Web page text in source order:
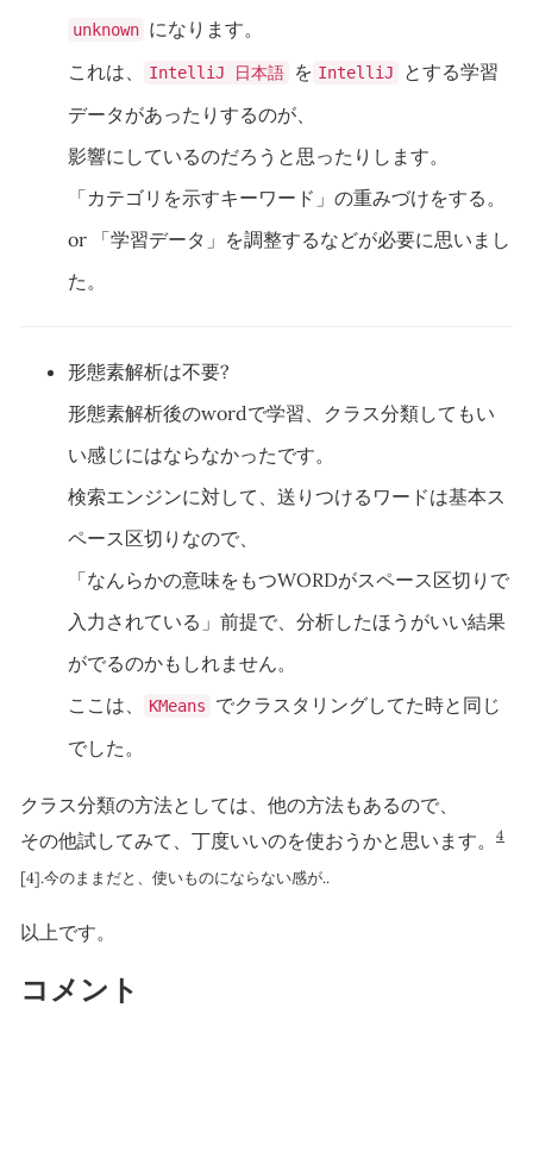
unknown になります。
これは、
IntelliJ 日本語 を IntelliJ
とする学習
データがあったりするのが、
影響にしているのだろうと思ったりします。
「カテゴリを示すキーワード」の重みづけをする。
or 「学習データ」を調整するなどが必要に思いまし
た。
形態素解析は不要?
形態素解析後のwordで学習、クラス分類してもい
い感じにはならなかったです。
検索エンジンに対して、送りつけるワードは基本ス
ペース区切りなので、
「なんらかの意味をもつWORDがスペース区切りで
入力されている」前提で、分析したほうがいい結果
がでるのかもしれません。
ここは、
KMeans
でクラスタリングしてた時と同じ
でした。
クラス分類の方法としては、他の方法もあるので、
その他試してみて、丁度いいのを使おうかと思います。
4
[4].今のままだと、使いものにならない感が..
以上です。
コメント